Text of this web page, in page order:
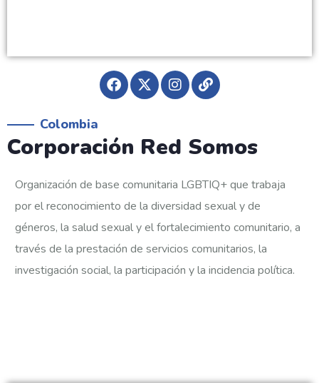
Colombia
Corporación Red Somos
Organización de base comunitaria LGBTIQ+ que trabaja
por el reconocimiento de la diversidad sexual y de
géneros, la salud sexual y el fortalecimiento comunitario, a
través de la prestación de servicios comunitarios, la
investigación social, la participación y la incidencia política.